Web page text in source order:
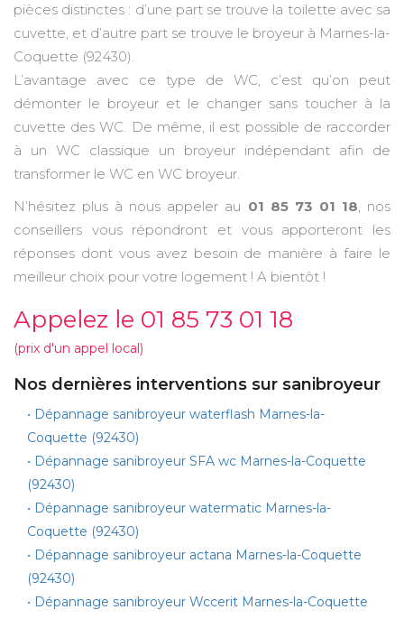
pièces distinctes : d’une part se trouve la toilette avec sa
cuvette, et d’autre part se trouve le broyeur à Marnes-la-
Coquette (92430).
L’avantage avec ce type de WC, c’est qu’on peut
démonter le broyeur et le changer sans toucher à la
cuvette des WC. De même, il est possible de raccorder
à un WC classique un broyeur indépendant afin de
transformer le WC en WC broyeur.
N’hésitez plus à nous appeler au 01 85 73 01 18, nos
conseillers vous répondront et vous apporteront les
réponses dont vous avez besoin de manière à faire le
meilleur choix pour votre logement ! A bientôt !
Appelez le 01 85 73 01 18
(prix d'un appel local)
Nos dernières interventions sur sanibroyeur
• Dépannage sanibroyeur waterflash Marnes-la-
Coquette (92430)
• Dépannage sanibroyeur SFA wc Marnes-la-Coquette
(92430)
• Dépannage sanibroyeur watermatic Marnes-la-
Coquette (92430)
• Dépannage sanibroyeur actana Marnes-la-Coquette
(92430)
• Dépannage sanibroyeur Wccerit Marnes-la-Coquette